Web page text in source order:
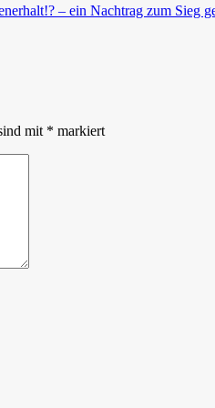
– ein Nachtrag zum Sieg
mit * markiert